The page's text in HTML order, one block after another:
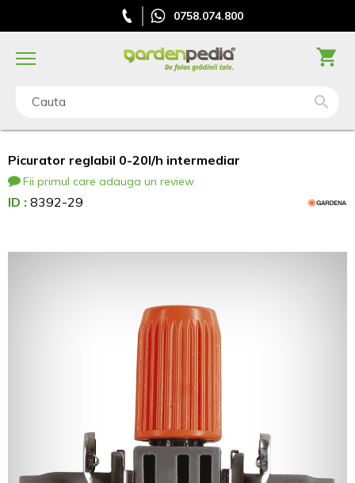
0758.074.800
Cauta
Picurator reglabil 0-20l/h intermediar
Fii primul care adauga un review
ID : 8392-29